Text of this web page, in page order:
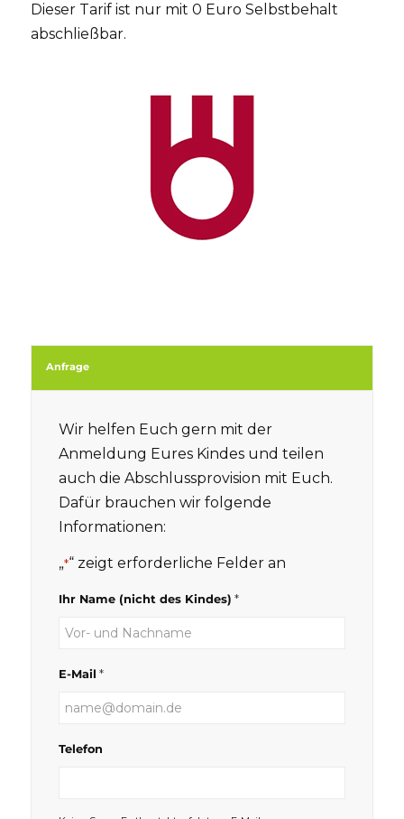
Dieser Tarif ist nur mit 0 Euro Selbstbehalt
abschließbar.
Anfrage
Wir helfen Euch gern mit der
Anmeldung Eures Kindes und teilen
auch die Abschlussprovision mit Euch.
Dafür brauchen wir folgende
Informationen:
„*“ zeigt erforderliche Felder an
Ihr Name (nicht des Kindes) *
E-Mail *
Telefon